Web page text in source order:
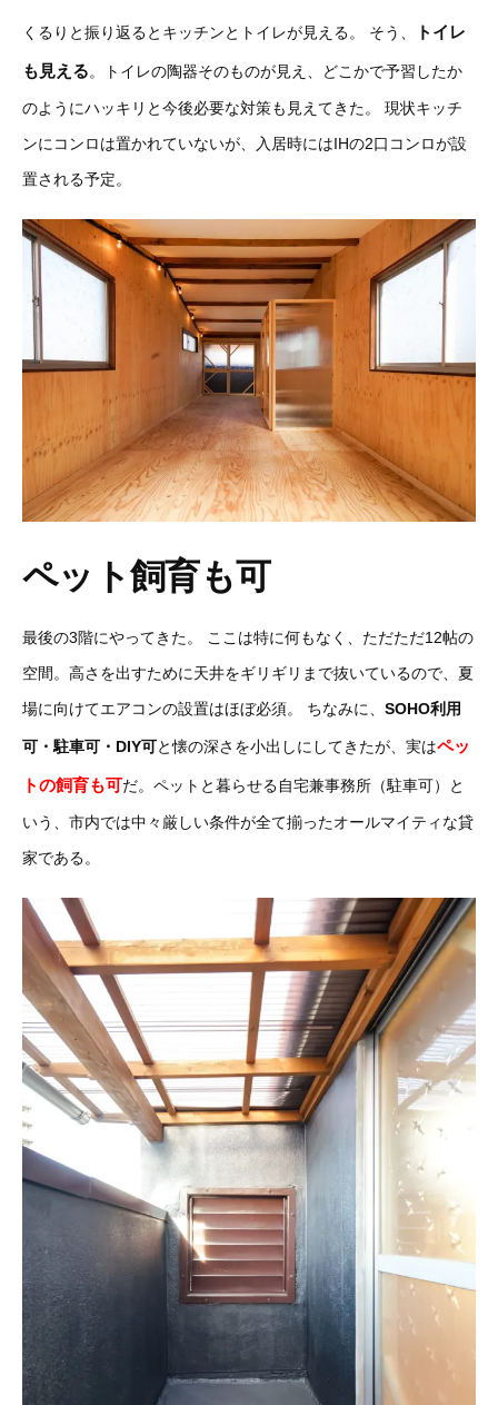
くるりと振り返るとキッチンとトイレが見える。 そう、 トイレ
も見える。トイレの陶器そのものが見え、どこかで予習したか
のようにハッキリと今後必要な対策も見えてきた。
現状キッチ
ンにコンロは置かれていないが、入居時にはIHの2口コンロが設
置される予定。
ペット飼育も可
最後の3階にやってきた。
ここは特に何もなく、ただただ12帖の
空間。高さを出すために天井をギリギリまで抜いているので、夏
場に向けてエアコンの設置はほぼ必須。
ちなみに、 SOHO利用
可・ 駐車可・DIY可と懐の深さを小出しにしてきたが、実はペッ
トの飼育も可だ。ペットと暮らせる自宅兼事務所（駐車可）と
いう、市内では中々厳しい条件が全て揃ったオールマイティな貸
家である。